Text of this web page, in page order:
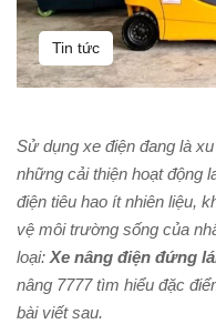
Tin tức
Sử dụng xe điện đang là
những cải thiện hoạt động
điện tiêu hao ít nhiên liệu,
vệ môi trường sống của
loại: Xe nâng điện đứng
nâng 7777 tìm hiểu đặc
bài viết sau.